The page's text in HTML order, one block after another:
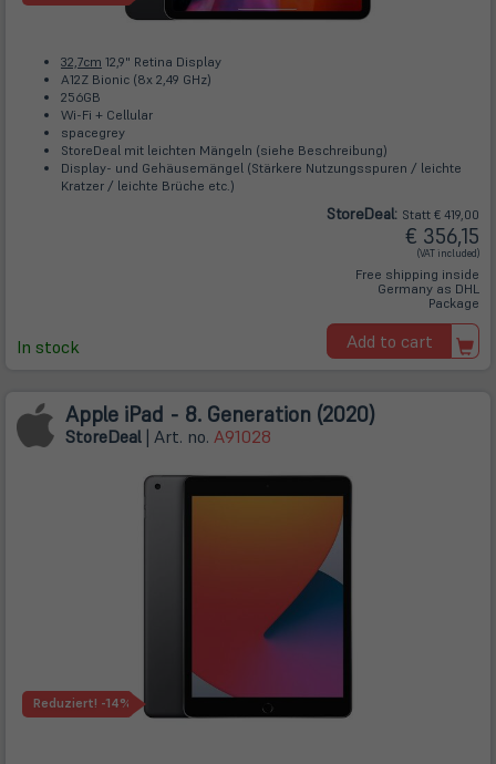
32,7cm 12,9" Retina Display
A12Z Bionic (8x 2,49 GHz)
256GB
Wi-Fi + Cellular
spacegrey
StoreDeal mit leichten Mängeln (siehe Beschreibung)
Display- und Gehäusemängel (Stärkere Nutzungsspuren / leichte
Kratzer / leichte Brüche etc.)
In stock
StoreDeal: Statt € 419,00
€ 356,15
(VAT included)
Free shipping inside
Germany as DHL
Package
Add to cart
Apple iPad - 8. Generation (2020)
StoreDeal| Art. no. A91028
Reduziert! -14%